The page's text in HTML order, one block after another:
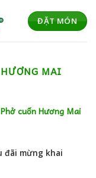
ĐẶT MÓN
MAI
cuốn Hương Mai
đãi mừng khai